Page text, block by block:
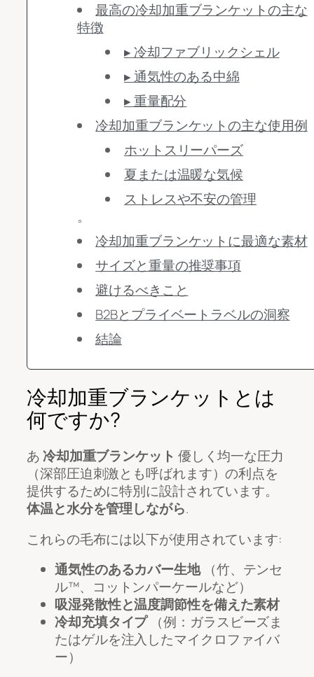
最高の冷却加重ブランケットの主な
特徴
▸ 冷却ファブリックシェル
▸ 通気性のある中綿
▸ 重量配分
冷却加重ブランケットの主な使用例
ホットスリーパーズ
夏または温暖な気候
ストレスや不安の管理
。
冷却加重ブランケットに最適な素材
サイズと重量の推奨事項
避けるべきこと
B2Bとプライベートラベルの洞察
結論
冷却加重ブランケットとは
何ですか?
あ冷却加重ブランケット 優しく均一な圧力
（深部圧迫刺激とも呼ばれます）の利点を
提供するために特別に設計されています。
体温と水分を管理しながら.
これらの毛布には以下が使用されています:
通気性のあるカバー生地（竹、テンセ
ル™、コットンパーケールなど）
吸湿発散性と温度調節性を備えた素材
冷却充填タイプ（例：ガラスビーズま
たはゲルを注入したマイクロファイバ
ー）